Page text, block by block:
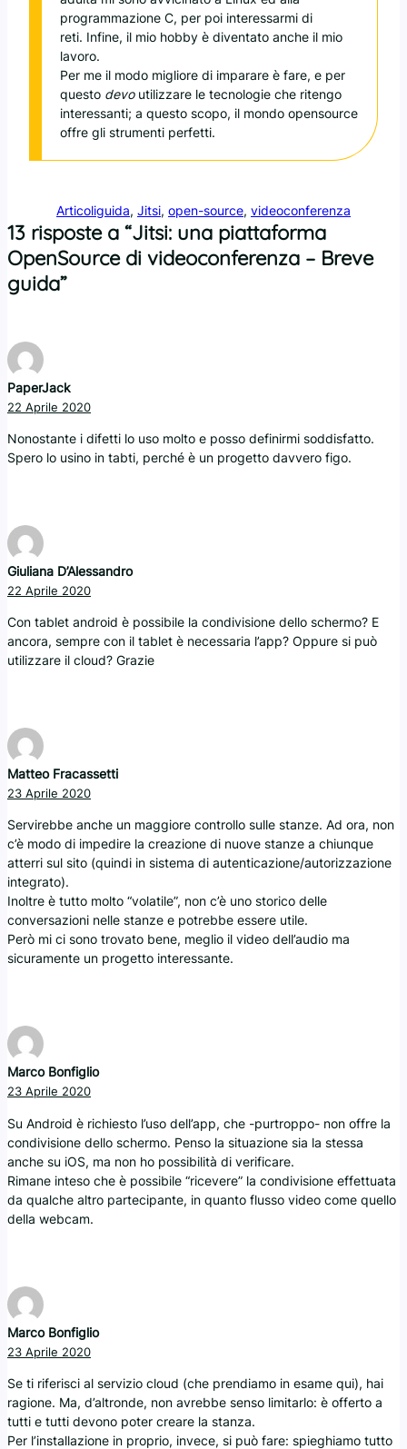
programmazione C, per poi interessarmi di
reti. Infine, il mio hobby è diventato anche il mio
lavoro.
Per me il modo migliore di imparare è fare, e per
questo devoutilizzare le tecnologie che ritengo
interessanti; a questo scopo, il mondo opensource
offre gli strumenti perfetti.
Articoliguida, Jitsi, open-source, videoconferenza
13 risposte a “Jitsi: una piattaforma
OpenSource di videoconferenza – Breve
guida”
PaperJack
22 Aprile 2020
Nonostante i difetti lo uso molto e posso definirmi soddisfatto.
Spero lo usino in tabti, perché è un progetto davvero figo.
Giuliana D’Alessandro
22 Aprile 2020
Con tablet android è possibile la condivisione dello schermo? E
ancora, sempre con il tablet è necessaria l’app? Oppure si può
utilizzare il cloud? Grazie
Matteo Fracassetti
23 Aprile 2020
Servirebbe anche un maggiore controllo sulle stanze. Ad ora, non
c’è modo di impedire la creazione di nuove stanze a chiunque
atterri sul sito (quindi in sistema di autenticazione/autorizzazione
integrato).
Inoltre è tutto molto “volatile”, non c’è uno storico delle
conversazioni nelle stanze e potrebbe essere utile.
Però mi ci sono trovato bene, meglio il video dell’audio ma
sicuramente un progetto interessante.
Marco Bonfiglio
23 Aprile 2020
Su Android è richiesto l’uso dell’app, che -purtroppo- non offre la
condivisione dello schermo. Penso la situazione sia la stessa
anche su iOS, ma non ho possibilità di verificare.
Rimane inteso che è possibile “ricevere” la condivisione effettuata
da qualche altro partecipante, in quanto flusso video come quello
della webcam.
Marco Bonfiglio
23 Aprile 2020
Se ti riferisci al servizio cloud (che prendiamo in esame qui), hai
ragione. Ma, d’altronde, non avrebbe senso limitarlo: è offerto a
tutti e tutti devono poter creare la stanza.
Per l’installazione in proprio, invece, si può fare: spieghiamo tutto